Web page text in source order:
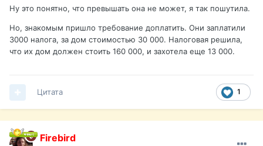
Ну это понятно, что превышать она не может, я так пошутила.
Но, знакомым пришло требование доплатить. Они заплатили
3000 налога, за дом стоимостью 30 000. Налоговая решила,
что их дом должен стоить 160 000, и захотела еще 13 000.
1
Цитата
Firebird